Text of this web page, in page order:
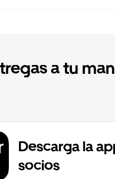
a tu
Descarga la
socios